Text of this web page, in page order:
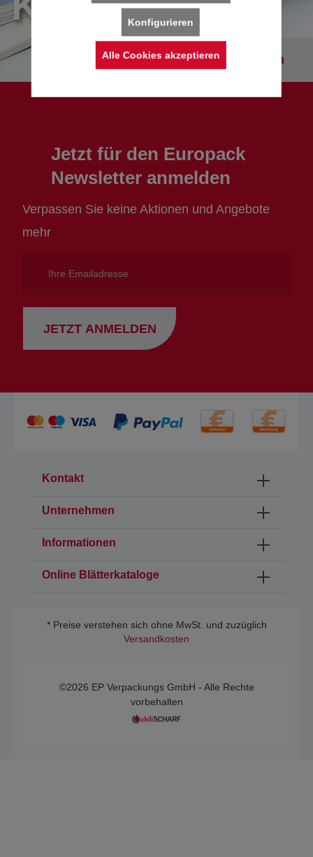
Kataloge entdecken
Jetzt für den Europack
Newsletter anmelden
Verpassen Sie keine Aktionen und Angebote
mehr
Emailadresse
JETZT ANMELDEN
Kontakt
Unternehmen
Informationen
Online Blätterkataloge
* Preise verstehen sich ohne MwSt. und zuzüglich
Versandkosten
©2026 EP Verpackungs GmbH - Alle Rechte
vorbehalten
Konfigurieren
Alle Cookies akzeptieren